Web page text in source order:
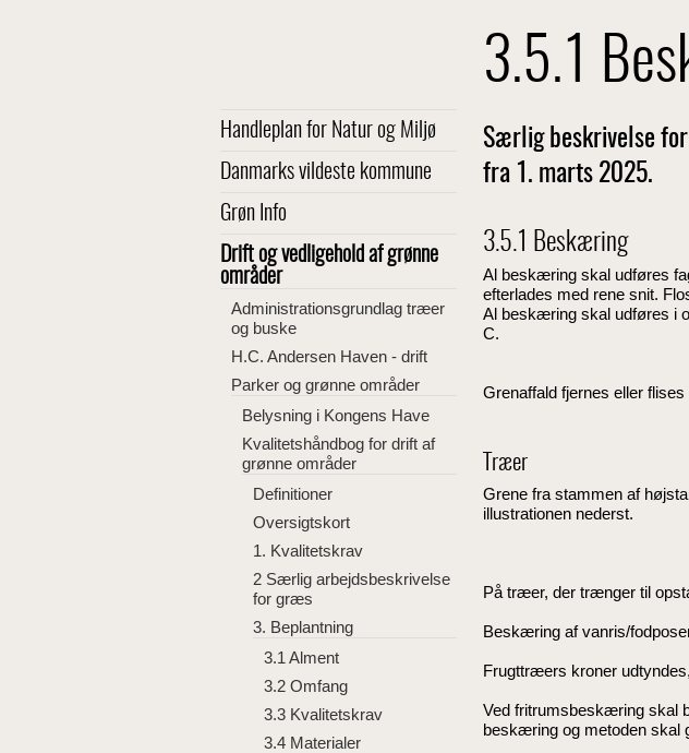
Handleplan for Natur og Miljø
Danmarks vildeste kommune
Grøn Info
Drift og vedligehold af grønne
områder
Administrationsgrundlag træer
og buske
H.C. Andersen Haven - drift
Parker og grønne områder
Belysning i Kongens Have
Kvalitetshåndbog for drift af
grønne områder
Definitioner
Oversigtskort
1. Kvalitetskrav
2 Særlig arbejdsbeskrivelse
for græs
3. Beplantning
3.1 Alment
3.2 Omfang
3.3 Kvalitetskrav
3.4 Materialer
3.5.1
Særlig beskrivelse
fra 1. marts 2025.
3.5.1 Beskæring
Al beskæring skal udføres
efterlades med rene snit.
Al beskæring skal udføres i
C.
Grenaffald fjernes eller
Træer
Grene fra stammen af
illustrationen nederst.
På træer, der trænger til
Beskæring af vanris/
Frugttræers kroner
Ved fritrumsbeskæring skal
beskæring og metoden skal